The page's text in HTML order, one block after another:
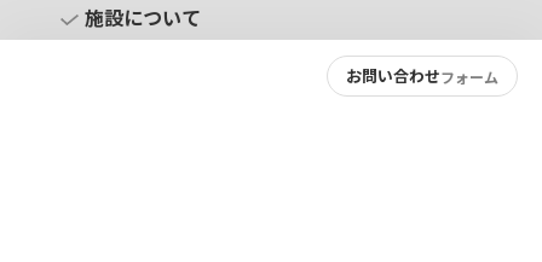
お問い合わせフォーム
施設について